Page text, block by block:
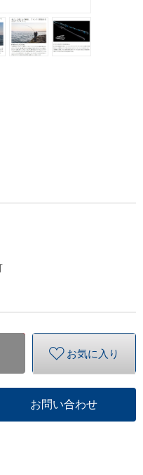
お気に入り
お問い合わせ